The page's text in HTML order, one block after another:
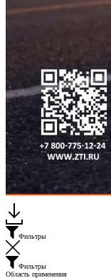
Фильтры
Фильтры
Область применения